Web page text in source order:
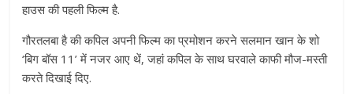
हाउस की पहली फिल्म है.
गौरतलबा है की कपिल अपनी फिल्म का प्रमोशन करने सलमान खान के शो
‘बिग बॉस 11’ में नजर आए थें, जहां कपिल के साथ घरवाले काफी मौज-मस्ती
करते दिखाई दिए.